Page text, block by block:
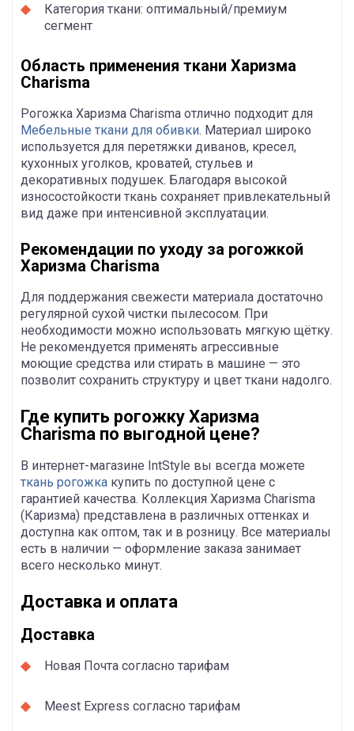
Категория ткани: оптимальный/премиум
сегмент
Область применения ткани Харизма
Charisma
Рогожка Харизма Charisma отлично подходит для
Мебельные ткани для обивки. Материал широко
используется для перетяжки диванов, кресел,
кухонных уголков, кроватей, стульев и
декоративных подушек. Благодаря высокой
износостойкости ткань сохраняет привлекательный
вид даже при интенсивной эксплуатации.
Рекомендации по уходу за рогожкой
Харизма Charisma
Для поддержания свежести материала достаточно
регулярной сухой чистки пылесосом. При
необходимости можно использовать мягкую щётку.
Не рекомендуется применять агрессивные
моющие средства или стирать в машине — это
позволит сохранить структуру и цвет ткани надолго.
Где купить рогожку Харизма
Charisma по выгодной цене?
В интернет-магазине IntStyle вы всегда можете
ткань рогожка купить по доступной цене с
гарантией качества. Коллекция Харизма Charisma
(Каризма) представлена в различных оттенках и
доступна как оптом, так и в розницу. Все материалы
есть в наличии — оформление заказа занимает
всего несколько минут.
Доставка и оплата
Доставка
Новая Почта согласно тарифам
Meest Express согласно тарифам